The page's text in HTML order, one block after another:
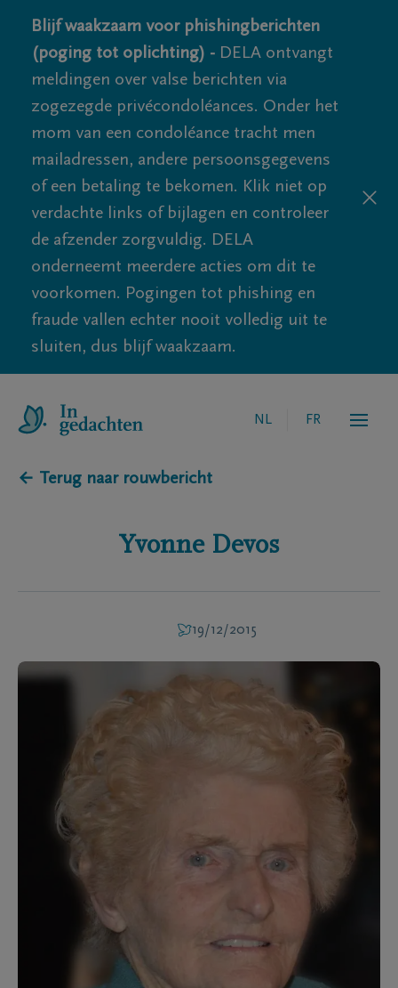
Blijf waakzaam voor phishingberichten
(poging tot oplichting) - DELA ontvangt
meldingen over valse berichten via
zogezegde privécondoléances. Onder het
mom van een condoléance tracht men
mailadressen, andere persoonsgegevens
of een betaling te bekomen. Klik niet op
verdachte links of bijlagen en controleer
de afzender zorgvuldig. DELA
onderneemt meerdere acties om dit te
voorkomen. Pogingen tot phishing en
fraude vallen echter nooit volledig uit te
sluiten, dus blijf waakzaam.
NL FR
← Terug naar rouwbericht
Yvonne Devos
19/12/2015